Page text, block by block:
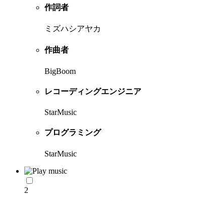
作詞者
ミズハシアヤカ
作曲者
BigBoom
レコーディングエンジニア
StarMusic
プログラミング
StarMusic
2